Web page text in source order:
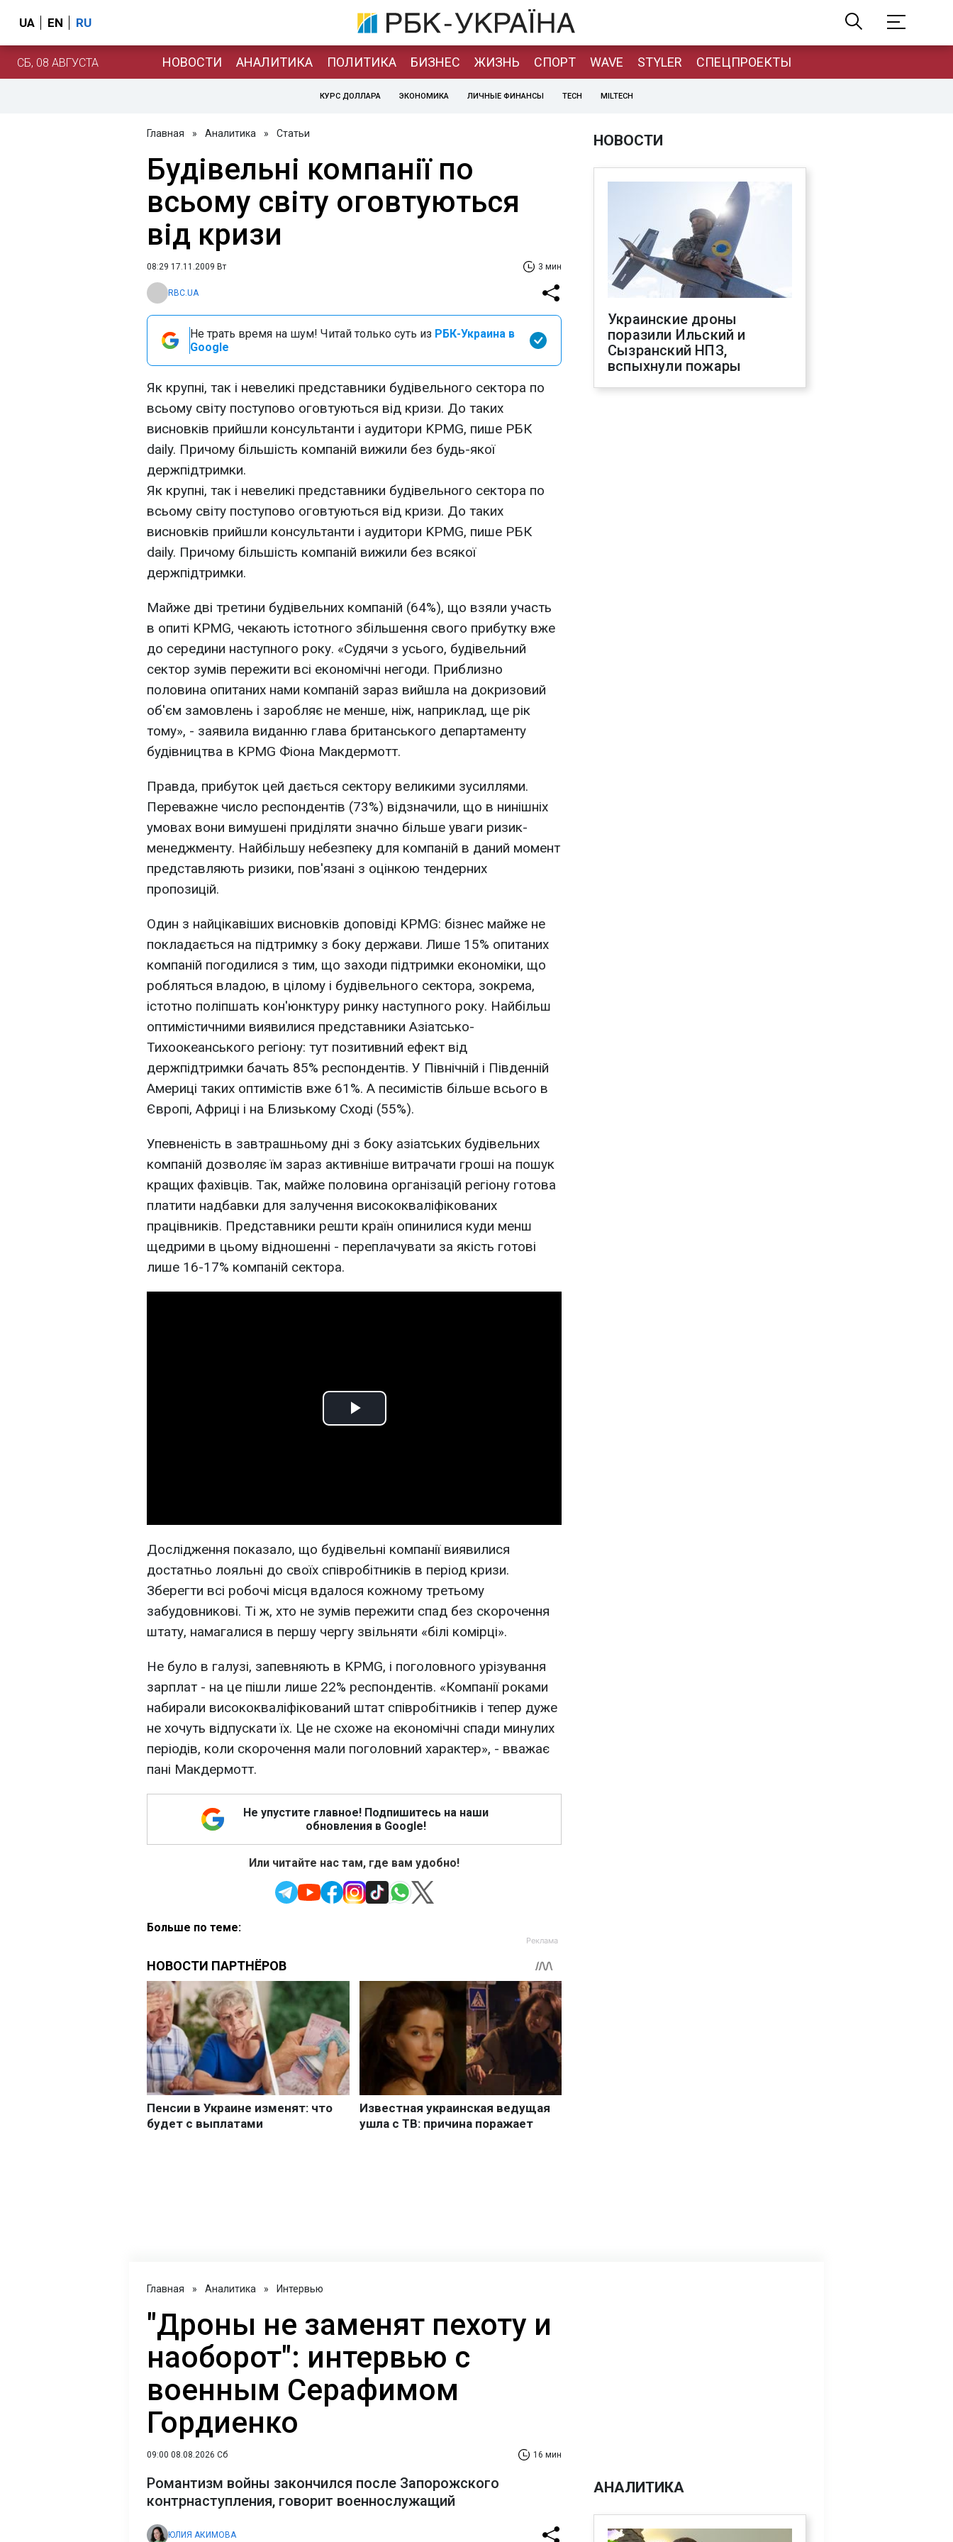
UA EN RU
СБ, 08 АВГУСТА НОВОСТИ АНАЛИТИКА ПОЛИТИКА БИЗНЕС ЖИЗНЬ СПОРТ WAVE STYLER СПЕЦПРОЕКТЫ
КУРС ДОЛЛАРА ЭКОНОМИКА ЛИЧНЫЕ ФИНАНСЫ TECH MILTECH
Главная » Аналитика » Статьи
Будівельні компанії по
всьому світу оговтуються
від кризи
08:29 17.11.2009 Вт 3 мин
RBC.UA
Не трать время на шум! Читай только суть из РБК-Украина в
Google
Як крупні, так і невеликі представники будівельного сектора по
всьому світу поступово оговтуються від кризи. До таких
висновків прийшли консультанти і аудитори KPMG, пише РБК
daily. Причому більшість компаній вижили без будь-якої
держпідтримки.
Як крупні, так і невеликі представники будівельного сектора по
всьому світу поступово оговтуються від кризи. До таких
висновків прийшли консультанти і аудитори KPMG, пише РБК
daily. Причому більшість компаній вижили без всякої
держпідтримки.
Майже дві третини будівельних компаній (64%), що взяли участь
в опиті KPMG, чекають істотного збільшення свого прибутку вже
до середини наступного року. «Судячи з усього, будівельний
сектор зумів пережити всі економічні негоди. Приблизно
половина опитаних нами компаній зараз вийшла на докризовий
об'єм замовлень і заробляє не менше, ніж, наприклад, ще рік
тому», - заявила виданню глава британського департаменту
будівництва в KPMG Фіона Макдермотт.
Правда, прибуток цей дається сектору великими зусиллями.
Переважне число респондентів (73%) відзначили, що в нинішніх
умовах вони вимушені приділяти значно більше уваги ризик-
менеджменту. Найбільшу небезпеку для компаній в даний момент
представляють ризики, пов'язані з оцінкою тендерних
пропозицій.
Один з найцікавіших висновків доповіді KPMG: бізнес майже не
покладається на підтримку з боку держави. Лише 15% опитаних
компаній погодилися з тим, що заходи підтримки економіки, що
робляться владою, в цілому і будівельного сектора, зокрема,
істотно поліпшать кон'юнктуру ринку наступного року. Найбільш
оптимістичними виявилися представники Азіатсько-
Тихоокеанського регіону: тут позитивний ефект від
держпідтримки бачать 85% респондентів. У Північній і Південній
Америці таких оптимістів вже 61%. А песимістів більше всього в
Європі, Африці і на Близькому Сході (55%).
Упевненість в завтрашньому дні з боку азіатських будівельних
компаній дозволяє їм зараз активніше витрачати гроші на пошук
кращих фахівців. Так, майже половина організацій регіону готова
платити надбавки для залучення висококваліфікованих
працівників. Представники решти країн опинилися куди менш
щедрими в цьому відношенні - переплачувати за якість готові
лише 16-17% компаній сектора.
Play
Дослідження показало, що будівельні компанії виявилися
достатньо лояльні до своїх співробітників в період кризи.
Зберегти всі робочі місця вдалося кожному третьому
забудовникові. Ті ж, хто не зумів пережити спад без скорочення
штату, намагалися в першу чергу звільняти «білі комірці».
Не було в галузі, запевняють в KPMG, і поголовного урізування
зарплат - на це пішли лише 22% респондентів. «Компанії роками
набирали висококваліфікований штат співробітників і тепер дуже
не хочуть відпускати їх. Це не схоже на економічні спади минулих
періодів, коли скорочення мали поголовний характер», - вважає
пані Макдермотт.
Не упустите главное! Подпишитесь на наши
обновления в Google!
Или читайте нас там, где вам удобно!
Больше по теме:
НОВОСТИ
Украинские дроны
поразили Ильский и
Сызранский НПЗ,
вспыхнули пожары
Главная » Аналитика » Интервью
"Дроны не заменят пехоту и
наоборот": интервью с
военным Серафимом
Гордиенко
09:00 08.08.2026 Сб 16 мин
Романтизм войны закончился после Запорожского
контрнаступления, говорит военнослужащий
ЮЛИЯ АКИМОВА
АНАЛИТИКА